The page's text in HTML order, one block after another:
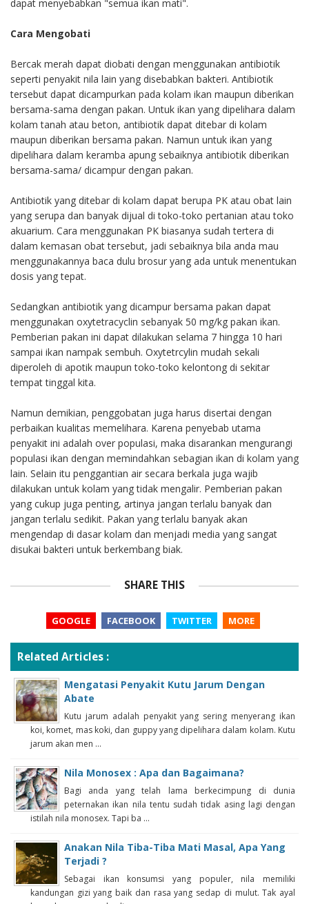
dapat menyebabkan "semua ikan mati".
Cara Mengobati
Bercak merah dapat diobati dengan menggunakan antibiotik
seperti penyakit nila lain yang disebabkan bakteri. Antibiotik
tersebut dapat dicampurkan pada kolam ikan maupun diberikan
bersama-sama dengan pakan. Untuk ikan yang dipelihara dalam
kolam tanah atau beton, antibiotik dapat ditebar di kolam
maupun diberikan bersama pakan. Namun untuk ikan yang
dipelihara dalam keramba apung sebaiknya antibiotik diberikan
bersama-sama/ dicampur dengan pakan.
Antibiotik yang ditebar di kolam dapat berupa PK atau obat lain
yang serupa dan banyak dijual di toko-toko pertanian atau toko
akuarium. Cara menggunakan PK biasanya sudah tertera di
dalam kemasan obat tersebut, jadi sebaiknya bila anda mau
menggunakannya baca dulu brosur yang ada untuk menentukan
dosis yang tepat.
Sedangkan antibiotik yang dicampur bersama pakan dapat
menggunakan oxytetracyclin sebanyak 50 mg/kg pakan ikan.
Pemberian pakan ini dapat dilakukan selama 7 hingga 10 hari
sampai ikan nampak sembuh. Oxytetrcylin mudah sekali
diperoleh di apotik maupun toko-toko kelontong di sekitar
tempat tinggal kita.
Namun demikian, penggobatan juga harus disertai dengan
perbaikan kualitas memelihara. Karena penyebab utama
penyakit ini adalah over populasi, maka disarankan mengurangi
populasi ikan dengan memindahkan sebagian ikan di kolam yang
lain. Selain itu penggantian air secara berkala juga wajib
dilakukan untuk kolam yang tidak mengalir. Pemberian pakan
yang cukup juga penting, artinya jangan terlalu banyak dan
jangan terlalu sedikit. Pakan yang terlalu banyak akan
mengendap di dasar kolam dan menjadi media yang sangat
disukai bakteri untuk berkembang biak.
SHARE THIS
GOOGLE FACEBOOK TWITTER MORE
Related Articles :
Mengatasi Penyakit Kutu Jarum Dengan
Abate
Kutu jarum adalah penyakit yang sering menyerang ikan
koi, komet, mas koki, dan guppy yang dipelihara dalam kolam. Kutu
jarum akan men ...
Nila Monosex : Apa dan Bagaimana?
Bagi anda yang telah lama berkecimpung di dunia
peternakan ikan nila tentu sudah tidak asing lagi dengan
istilah nila monosex. Tapi ba ...
Anakan Nila Tiba-Tiba Mati Masal, Apa Yang
Terjadi ?
Sebagai ikan konsumsi yang populer, nila memiliki
kandungan gizi yang baik dan rasa yang sedap di mulut. Tak ayal